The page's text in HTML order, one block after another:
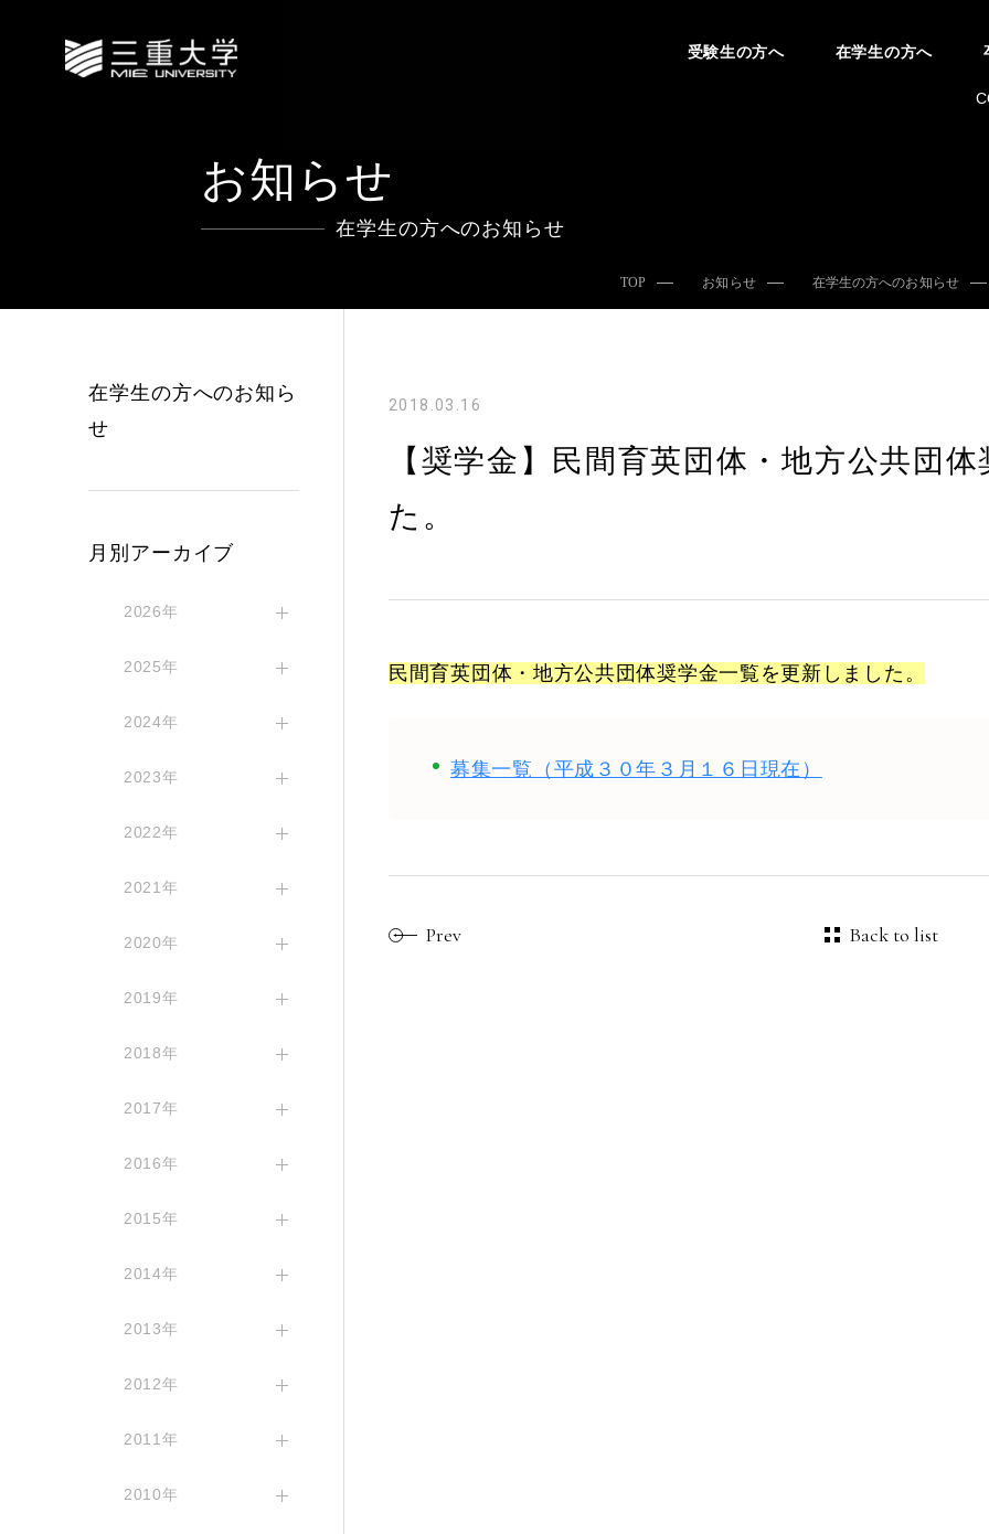
受験生の方へ 在学生の方へ
お知らせ
在学生の方へのお知らせ
TOP お知らせ 在学生の方へのお知らせ
2018.03.16
【奨学金】民間育英団体・地方公共団
た。
民間育英団体・地方公共団体奨学金一覧を更新しました。
募集一覧（平成３０年３月１６日現在）
Prev Back to list
在学生の方へのお知ら
せ
月別アーカイブ
2026年
2025年
2024年
2023年
2022年
2021年
2020年
2019年
2018年
2017年
2016年
2015年
2014年
2013年
2012年
2011年
2010年